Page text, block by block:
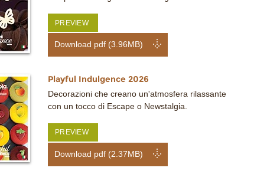
PREVIEW
Download pdf (3.96MB)
Playful Indulgence 2026
Decorazioni che creano un'atmosfera rilassante
con un tocco di Escape o Newstalgia.
PREVIEW
Download pdf (2.37MB)